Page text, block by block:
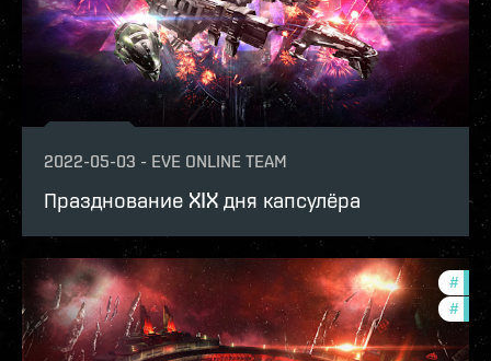
2022-05-03 - EVE ONLINE TEAM
Празднование XIX дня капсулёра
#
#